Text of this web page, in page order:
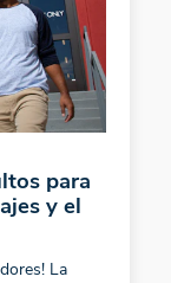
para
y el
La